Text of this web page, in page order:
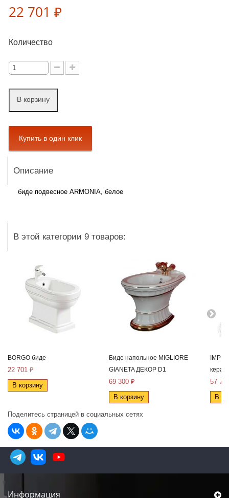
22 701 ₽
Количество
В корзину
Описание
биде подвесное ARMONIA, белое
В этой категории 9 товаров:
BORGO биде
22 701 ₽
В корзину
Биде напольное MIGLIORE
GIANETA ДЕКОР D1
69 300 ₽
В корзину
57
В
Поделитесь страницей в социальных сетях
Информация